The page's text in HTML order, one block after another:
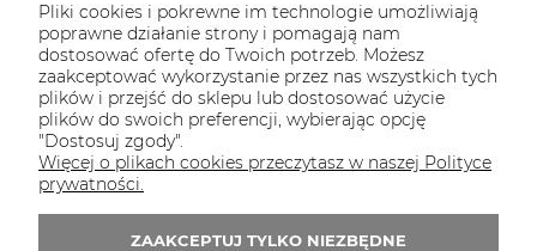
MOJE KONTO
O FIRMIE
INFORMACJE
POMOC
Pliki cookies i pokrewne im technologie umożliwiają
poprawne działanie strony i pomagają nam
dostosować ofertę do Twoich potrzeb. Możesz
zaakceptować wykorzystanie przez nas wszystkich tych
plików i przejść do sklepu lub dostosować użycie
plików do swoich preferencji, wybierając opcję
"Dostosuj zgody".
Więcej o plikach cookies przeczytasz w naszej Polityce
prywatności.
ZAAKCEPTUJ TYLKO NIEZBĘDNE